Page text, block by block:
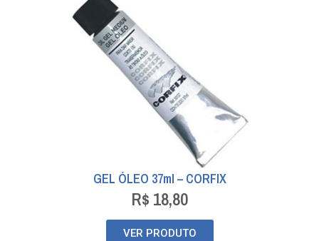
GEL ÓLEO 37ml – CORFIX
R$ 18,80
VER PRODUTO